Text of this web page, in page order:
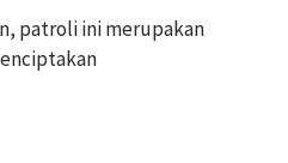
patroli ini merupakan